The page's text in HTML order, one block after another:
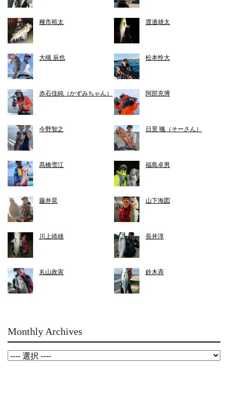
種市裕太 渡邉雄太
大槻 辰也 松本怜大
赤石佳純（かずみちゃん） 阿部充博
今野智之 日景 颯（そーさん）
髙橋雪江 福島卓男
藤井晃 山下海図
川上靖雄 長井淳
丸山政寅 鈴木斉
Monthly Archives